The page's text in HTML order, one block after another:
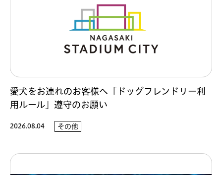
愛犬をお連れのお客様へ「ドッグフレンドリー利
用ルール」遵守のお願い
2026.08.04 その他